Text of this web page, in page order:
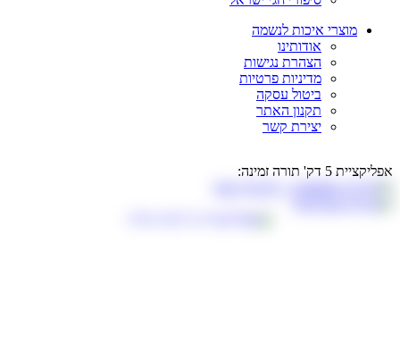
מוצרי איכות לנשמה
אודותינו
הצהרת נגישות
מדיניות פרטיות
ביטול עסקה
תקנון האתר
יצירת קשר
אפליקציית 5 דק' תורה זמינה: